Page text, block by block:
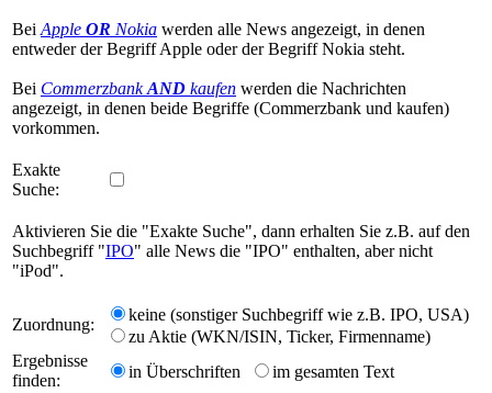
Bei Apple OR Nokia werden alle News angezeigt, in denen
entweder der Begriff Apple oder der Begriff Nokia steht.
Bei CommerzbankAND kaufen werden die Nachrichten
angezeigt, in denen beide Begriffe (Commerzbank und kaufen)
vorkommen.
Exakte
Suche:
Aktivieren Sie die "Exakte Suche", dann erhalten Sie z.B. auf den
Suchbegriff "IPO" alle News die "IPO" enthalten, aber nicht
"iPod".
Zuordnung:
keine (sonstiger Suchbegriff wie z.B. IPO, USA)
zu Aktie (WKN/ISIN, Ticker, Firmenname)
Ergebnisse
finden:
in Überschriften
im gesamten Text